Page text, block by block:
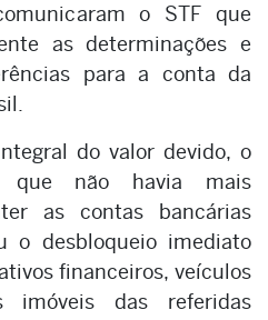
o STF que
as determinações e
para a conta da
do valor devido, o
que não havia mais
as contas bancárias
o desbloqueio imediato
financeiros, veículos
imóveis das referidas